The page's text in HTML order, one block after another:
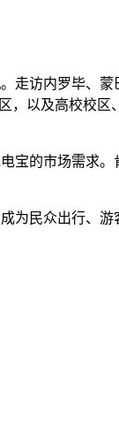
走访内罗毕、
，以及高校校
宝的市场需求
为民众出行、